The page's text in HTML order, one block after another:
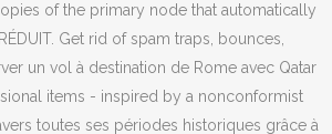
of the primary node that automatically
Get rid of spam traps, bounces,
un vol à destination de Rome avec Qatar
items - inspired by a nonconformist
toutes ses périodes historiques grâce à